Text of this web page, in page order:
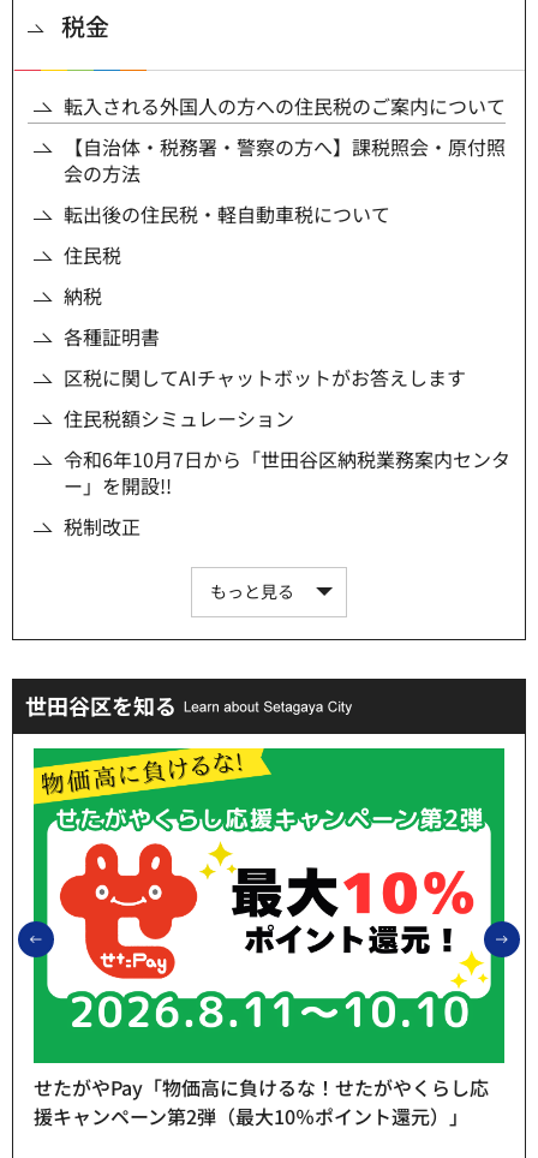
税金
転入される外国人の方への住民税のご案内について
【自治体・税務署・警察の方へ】課税照会・原付照
会の方法
転出後の住民税・軽自動車税について
住民税
納税
各種証明書
区税に関してAIチャットボットがお答えします
住民税額シミュレーション
令和6年10月7日から「世田谷区納税業務案内センタ
ー」を開設!!
税制改正
もっと見る
世田谷区を知る
前のスライドを表示
せたがやPay「物価高に負けるな！せたがやくらし応
援キャンペーン第2弾（最大10％ポイント還元）」